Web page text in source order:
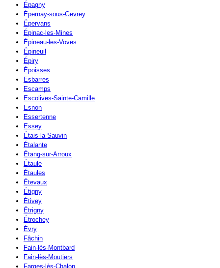
Épagny
Épernay-sous-Gevrey
Épervans
Épinac-les-Mines
Épineau-les-Voves
Épineuil
Épiry
Époisses
Esbarres
Escamps
Escolives-Sainte-Camille
Esnon
Essertenne
Essey
Étais-la-Sauvin
Étalante
Étang-sur-Arroux
Étaule
Étaules
Étevaux
Étigny
Étivey
Étrigny
Étrochey
Évry
Fâchin
Fain-lès-Montbard
Fain-lès-Moutiers
Farges-lès-Chalon